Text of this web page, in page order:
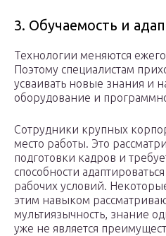
3. Обучаемость и
Технологии меняются
Поэтому специалистам
усваивать новые знания и
оборудование и
Сотрудники крупных
место работы. Это
подготовки кадров и
способности
рабочих условий.
этим навыком
мультиязычность, знание
уже не является